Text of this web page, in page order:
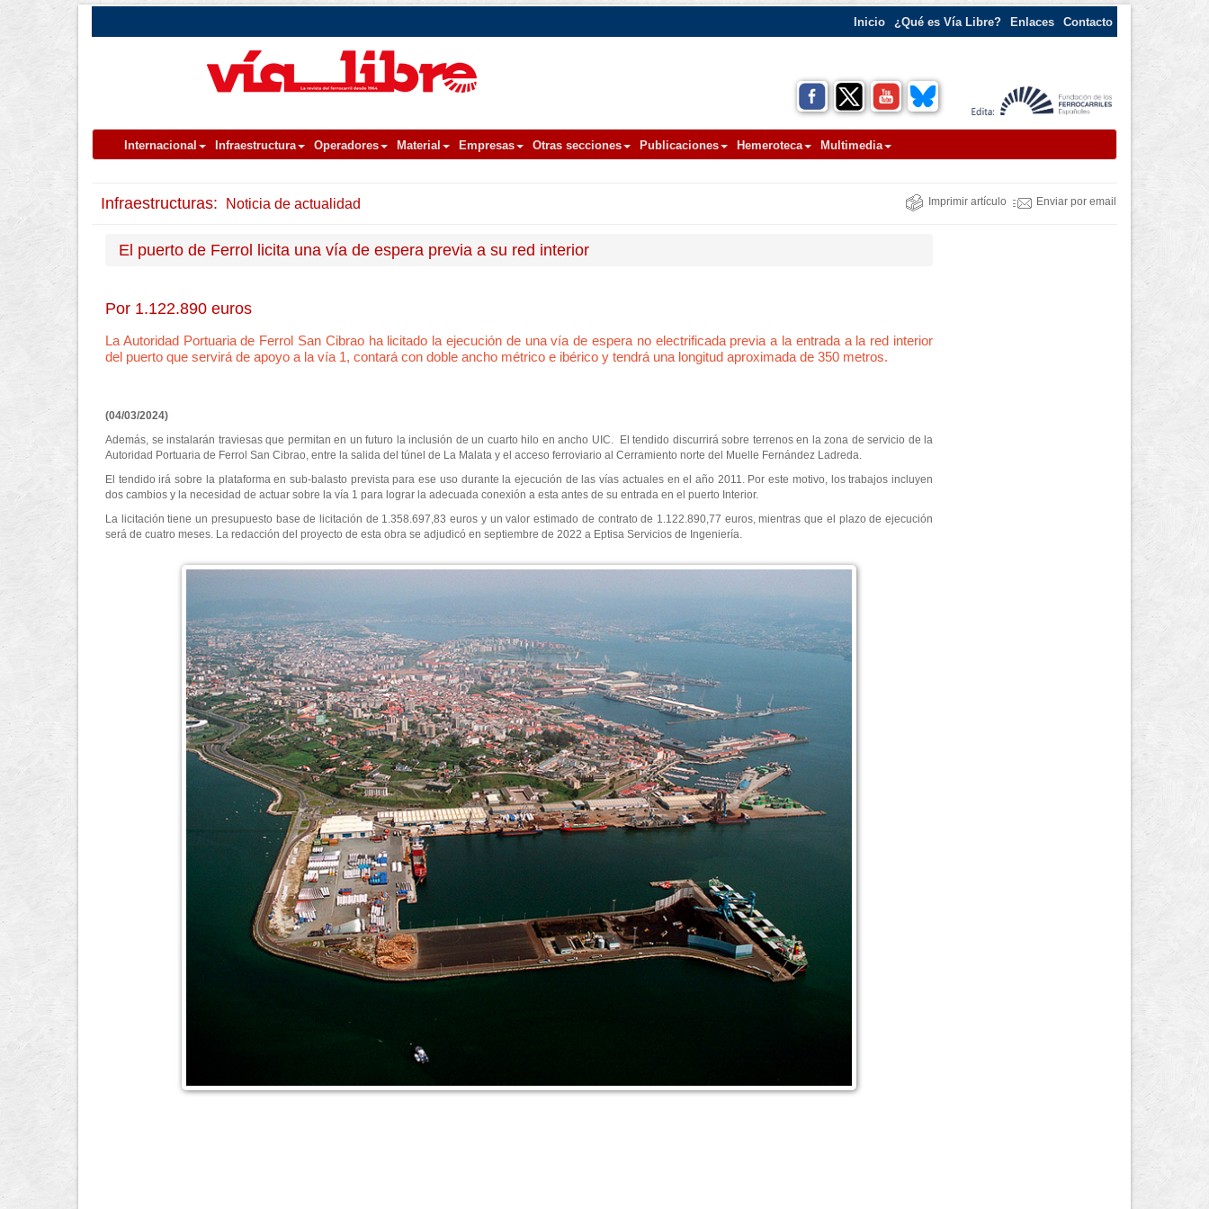
Inicio ¿Qué es Vía Libre? Enlaces Contacto
Internacional Infraestructura Operadores Material Empresas Otras secciones Publicaciones Hemeroteca Multimedia
Infraestructuras: Noticia de actualidad Imprimir artículo Enviar por email
El puerto de Ferrol licita una vía de espera previa a su red interior
Por 1.122.890 euros
La Autoridad Portuaria de Ferrol San Cibrao ha licitado la ejecución de una vía de espera no electrificada previa a la entrada a la red interior
del puerto que servirá de apoyo a la vía 1, contará con doble ancho métrico e ibérico y tendrá una longitud aproximada de 350 metros.
(04/03/2024)
Además, se instalarán traviesas que permitan en un futuro la inclusión de un cuarto hilo en ancho UIC. El tendido discurrirá sobre terrenos en la zona de servicio de la
Autoridad Portuaria de Ferrol San Cibrao, entre la salida del túnel de La Malata y el acceso ferroviario al Cerramiento norte del Muelle Fernández Ladreda.
El tendido irá sobre la plataforma en sub-balasto prevista para ese uso durante la ejecución de las vías actuales en el año 2011. Por este motivo, los trabajos incluyen
dos cambios y la necesidad de actuar sobre la vía 1 para lograr la adecuada conexión a esta antes de su entrada en el puerto Interior.
La licitación tiene un presupuesto base de licitación de 1.358.697,83 euros y un valor estimado de contrato de 1.122.890,77 euros, mientras que el plazo de ejecución
será de cuatro meses. La redacción del proyecto de esta obra se adjudicó en septiembre de 2022 a Eptisa Servicios de Ingeniería.